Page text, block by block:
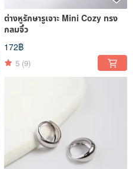
ต่างหูรักษารูเจาะ Mini Cozy ทรง
กลมจิ๋ว
172฿
5 (9)